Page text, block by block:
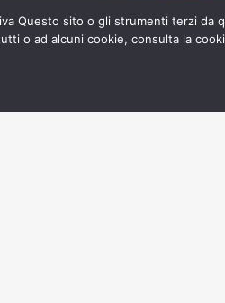
Questo sito o gli strumenti terzi da
o ad alcuni cookie, consulta la